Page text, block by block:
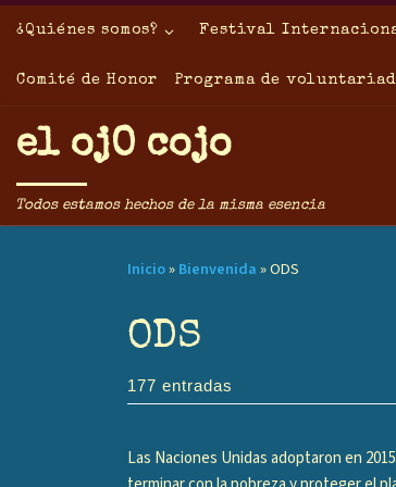
Saltar al contenido
¿Quiénes somos? Festival
Comité de Honor Programa de
el ojO cojo
Todos estamos hechos de la misma esencia
Inicio»Bienvenida»ODS
ODS
177 entradas
Las Naciones Unidas adoptaron en